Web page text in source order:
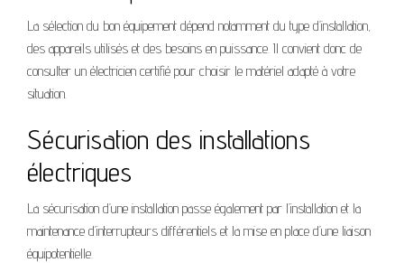
La sélection du bon équipement dépend notamment du type d’installation,
des appareils utilisés et des besoins en puissance. Il convient donc de
consulter un électricien certifié pour choisir le matériel adapté à votre
situation.
Sécurisation des installations
électriques
La sécurisation d’une installation passe également par l’installation et la
maintenance d’interrupteurs différentiels et la mise en place d’une liaison
équipotentielle.